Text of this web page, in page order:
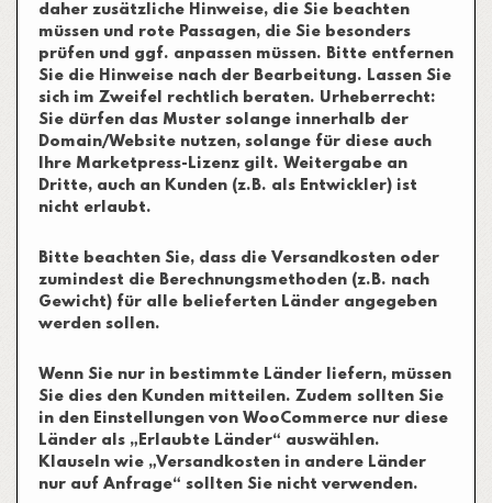
daher zusätzliche Hinweise, die Sie beachten
müssen und rote Passagen, die Sie besonders
prüfen und ggf. anpassen müssen. Bitte entfernen
Sie die Hinweise nach der Bearbeitung. Lassen Sie
sich im Zweifel rechtlich beraten. Urheberrecht:
Sie dürfen das Muster solange innerhalb der
Domain/Website nutzen, solange für diese auch
Ihre Marketpress-Lizenz gilt. Weitergabe an
Dritte, auch an Kunden (z.B. als Entwickler) ist
nicht erlaubt.
Bitte beachten Sie, dass die Versandkosten oder
zumindest die Berechnungsmethoden (z.B. nach
Gewicht) für alle belieferten Länder angegeben
werden sollen.
Wenn Sie nur in bestimmte Länder liefern, müssen
Sie dies den Kunden mitteilen. Zudem sollten Sie
in den Einstellungen von WooCommerce nur diese
Länder als „Erlaubte Länder“ auswählen.
Klauseln wie „Versandkosten in andere Länder
nur auf Anfrage“ sollten Sie nicht verwenden.